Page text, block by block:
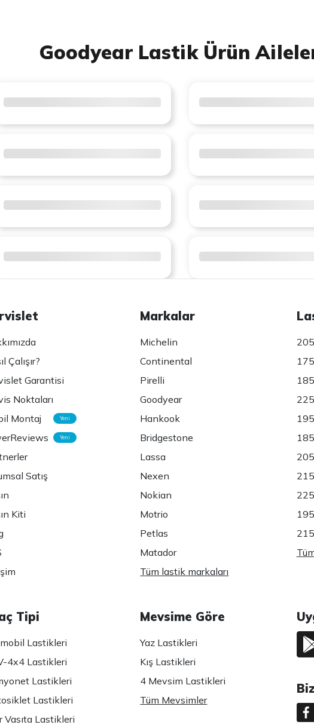
Goodyear Lastik Ürün
Çalışır?
Garantisi
Noktaları
Montaj
Yeni
Yeni
Satış
Kiti
Markalar
Michelin
Continental
Pirelli
Goodyear
Hankook
Bridgestone
Lassa
Nexen
Nokian
Motrio
Petlas
Matador
Tüm lastik markaları
Tipi
Lastikleri
4x4 Lastikleri
Lastikleri
Lastikleri
Vasıta Lastikleri
Mevsime Göre
Yaz Lastikleri
Kış Lastikleri
4 Mevsim Lastikleri
Tüm Mevsimler